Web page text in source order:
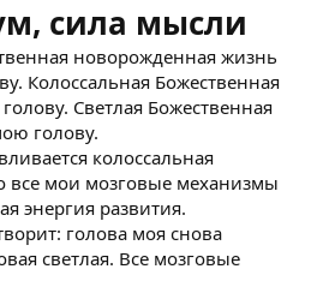
сила мысли
новорожденная жизнь
Колоссальная Божественная
Светлая Божественная
голову.
колоссальная
все мои мозговые механизмы
энергия развития.
голова моя снова
светлая. Все мозговые